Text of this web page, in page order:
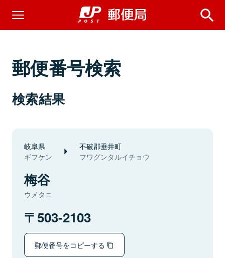
郵便番号検索
検索結果
岐阜県
ギフケン
不破郡垂井町
フワグンタルイチョウ
梅谷
ウメタニ
503-2103
郵便番号をコピーする